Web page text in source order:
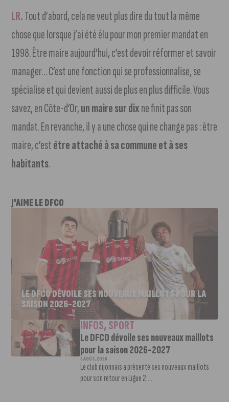
LR.Tout d’abord, cela ne veut plus dire du tout la même
chose que lorsque j’ai été élu pour mon premier mandat en
1998. Être maire aujourd’hui, c’est devoir réformer et savoir
manager… C’est une fonction qui se professionnalise, se
spécialise et qui devient aussi de plus en plus difficile. Vous
savez, en Côte-d’Or,un maire sur dixne finit pas son
mandat. En revanche, il y a une chose qui ne change pas : être
maire, c’estêtre attaché à sa commune et à ses
habitants.
J'AIME LE DFCO
LE DFCO DÉVOILE SES NOUVEAUX MAILLOTS POUR LA
SAISON 2026-2027
INFOS,SPORT
Le DFCO dévoile ses nouveaux maillots
pour la saison 2026-2027
6 AOÛT, 2026
Le club dijonnais a présenté ses nouveaux maillots
pour son retour en Ligue 2....